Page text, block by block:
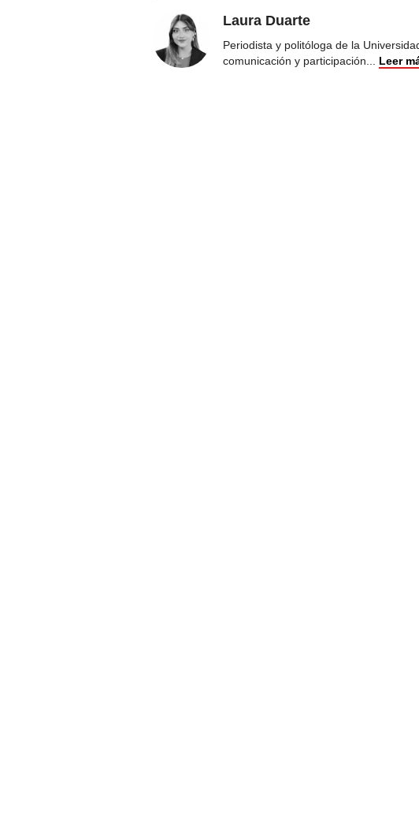
Laura Duarte
Periodista y politóloga de la
comunicación y participación... Leer